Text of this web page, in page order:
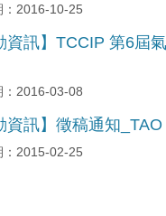
2016-10-25
資訊】TCCIP 第6屆
2016-03-08
資訊】徵稿通知
2015-02-25